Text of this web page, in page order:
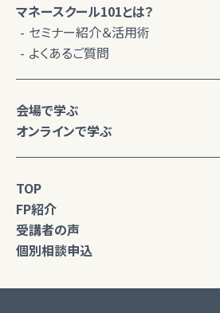
マネースクール101とは？
セミナー紹介＆活用術
よくあるご質問
会場で学ぶ
オンラインで学ぶ
TOP
FP紹介
受講者の声
個別相談申込